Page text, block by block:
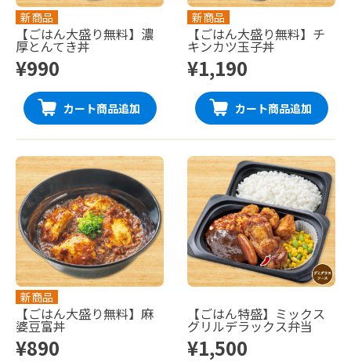
新商品
【ごはん大盛り無料】濃
厚とんてき丼
¥990
カート商品追加
新商品
【ごはん大盛り無料】チ
キンカツ玉子丼
¥1,190
カート商品追加
新商品
【ごはん大盛り無料】麻
婆豆富丼
¥890
【ごはん特盛】ミックス
グリルデラックス弁当
¥1,500